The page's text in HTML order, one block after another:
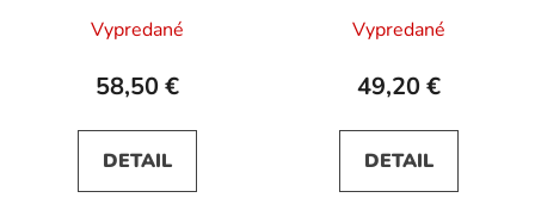
Vypredané
58,50 €
DETAIL
opaskom - béžové
Vypredané
49,20 €
DETAIL